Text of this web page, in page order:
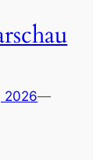
2026—